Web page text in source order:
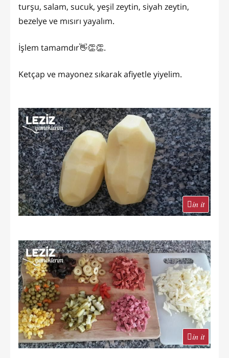
turşu, salam, sucuk, yeşil zeytin, siyah zeytin,
bezelye ve mısırı yayalım.
İşlem tamamdır👋👏👏.
Ketçap ve mayonez sıkarak afiyetle yiyelim.
in it
in it